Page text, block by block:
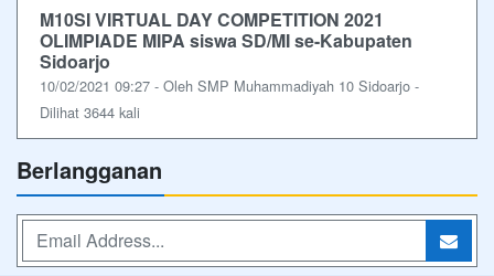
M10SI VIRTUAL DAY COMPETITION 2021
OLIMPIADE MIPA siswa SD/MI se-Kabupaten
Sidoarjo
10/02/2021 09:27 - Oleh SMP Muhammadiyah 10 Sidoarjo -
Dilihat 3644 kali
Berlangganan